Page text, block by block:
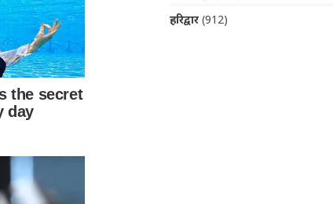
हरिद्वार(912)